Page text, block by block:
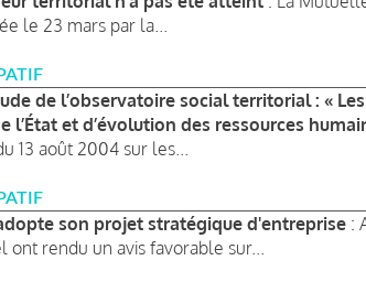
le 23 mars par la...
de l’observatoire social territorial : «
l’État et d’évolution des ressources
13 août 2004 sur les...
son projet stratégique d'entreprise :
ont rendu un avis favorable sur...